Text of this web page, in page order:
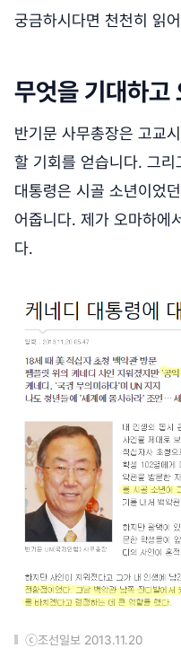
궁금하시다면 천천히 읽
무엇을 기대하고
반기문 사무총장은 고교
할 기회를 얻습니다. 그리
대통령은 시골 소년이었
어줍니다. 제가 오마하에
다.
ⓒ조선일보 2013.11.20